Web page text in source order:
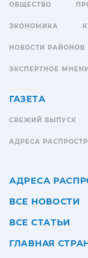
ОБЩЕСТВО
ЭКОНОМИКА
НОВОСТИ РАЙОНОВ
ЭКСПЕРТНОЕ
ГАЗЕТА
СВЕЖИЙ ВЫПУСК
АДРЕСА
АДРЕСА
ВСЕ НОВОСТИ
ВСЕ СТАТЬИ
ГЛАВНАЯ